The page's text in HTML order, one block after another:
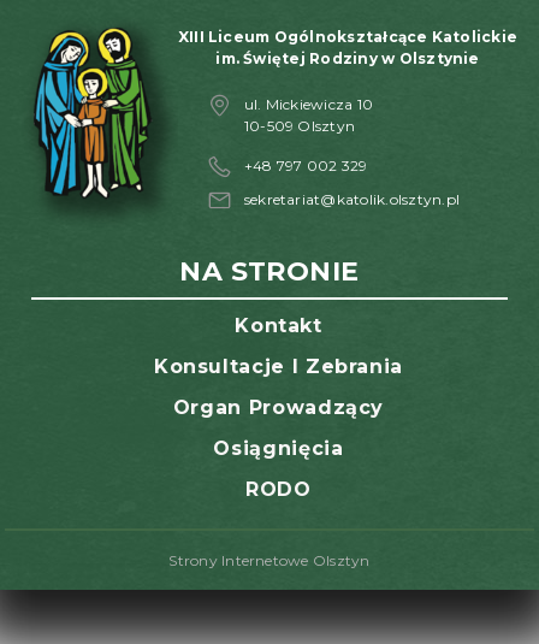
XIII Liceum Ogólnokształcące Katolickie
im. Świętej Rodziny w Olsztynie
ul. Mickiewicza 10
10-509 Olsztyn
+48 797 002 329
sekretariat@katolik.olsztyn.pl
NA STRONIE
Kontakt
Konsultacje I Zebrania
Organ Prowadzący
Osiągnięcia
RODO
Strony Internetowe Olsztyn